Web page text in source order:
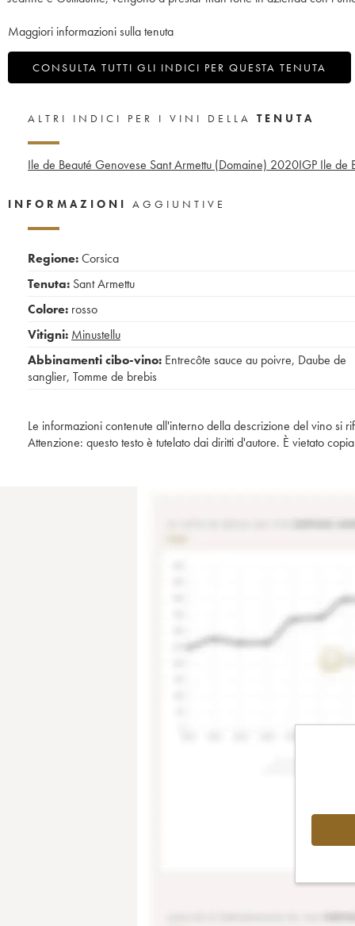
Maggiori informazioni sulla tenuta
CONSULTA TUTTI GLI INDICI PER QUESTA TENUTA
ALTRI INDICI PER I VINI DELLA TENUTA
Ile de Beauté Genovese Sant Armettu (Domaine) 2020IGP Ile de
INFORMAZIONI AGGIUNTIVE
Regione:Corsica
Tenuta: Sant Armettu
Colore: rosso
Vitigni: Minustellu
Abbinamenti cibo-vino: Entrecôte sauce au poivre, Daube de
sanglier, Tomme de brebis
Le informazioni contenute all'interno della descrizione del vino si
Attenzione: questo testo è tutelato dai diritti d'autore. È vietato